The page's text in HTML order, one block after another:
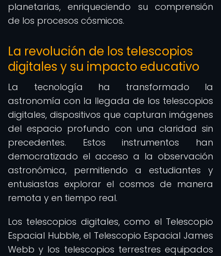
planetarias, enriqueciendo su comprensión
de los procesos cósmicos.
La revolución de los telescopios
digitales y su impacto educativo
La tecnología ha transformado la
astronomía con la llegada de los telescopios
digitales, dispositivos que capturan imágenes
del espacio profundo con una claridad sin
precedentes. Estos instrumentos han
democratizado el acceso a la observación
astronómica, permitiendo a estudiantes y
entusiastas explorar el cosmos de manera
remota y en tiempo real.
Los telescopios digitales, como el Telescopio
Espacial Hubble, el Telescopio Espacial James
Webb y los telescopios terrestres equipados